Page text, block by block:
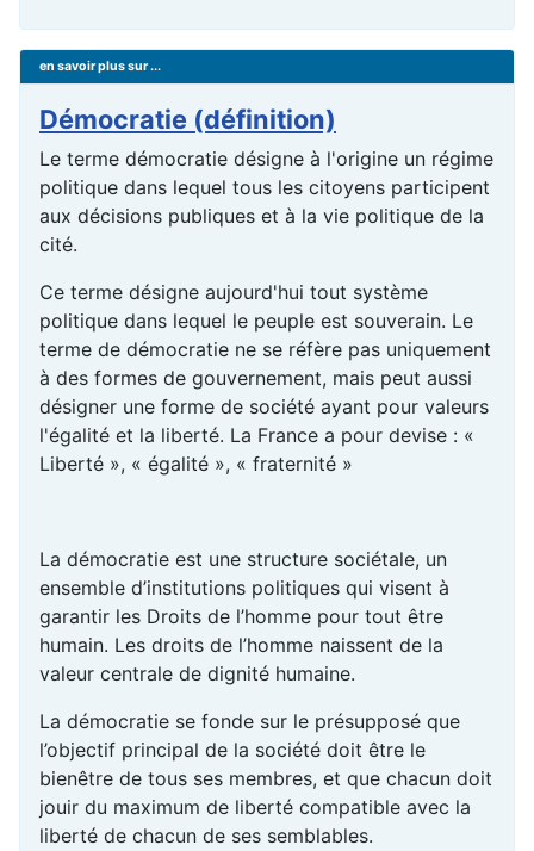
en savoir plus sur ...
Démocratie (définition)
Le terme démocratie désigne à l'origine un régime
politique dans lequel tous les citoyens participent
aux décisions publiques et à la vie politique de la
cité.
Ce terme désigne aujourd'hui tout système
politique dans lequel le peuple est souverain. Le
terme de démocratie ne se réfère pas uniquement
à des formes de gouvernement, mais peut aussi
désigner une forme de société ayant pour valeurs
l'égalité et la liberté. La France a pour devise : «
Liberté », « égalité », « fraternité »
La démocratie est une structure sociétale, un
ensemble d’institutions politiques qui visent à
garantir les Droits de l’homme pour tout être
humain. Les droits de l’homme naissent de la
valeur centrale de dignité humaine.
La démocratie se fonde sur le présupposé que
l’objectif principal de la société doit être le
bienêtre de tous ses membres, et que chacun doit
jouir du maximum de liberté compatible avec la
liberté de chacun de ses semblables.